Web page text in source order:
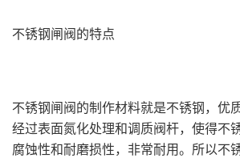
不锈钢闸阀的特点
不锈钢闸阀的制作材料就是不锈钢，优
经过表面氮化处理和调质阀杆，使得不
腐蚀性和耐磨损性，非常耐用。所以不